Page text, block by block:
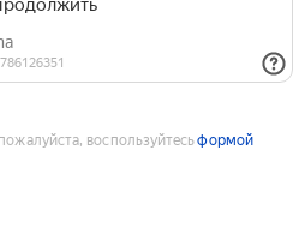
воспользуйтесьформой